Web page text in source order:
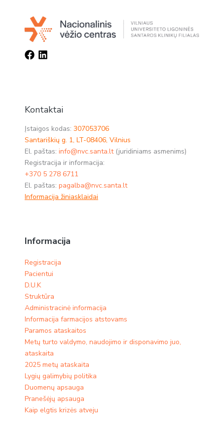
Kontaktai
Įstaigos kodas: 307053706
Santariškių g. 1, LT-08406, Vilnius
El. paštas: info@nvc.santa.lt(juridiniams asmenims)
Registracija ir informacija:
+370 5 278 6711
El. paštas: pagalba@nvc.santa.lt
Informacija žiniasklaidai
Informacija
Registracija
Pacientui
D.U.K
Struktūra
Administracinė informacija
Informacija farmacijos atstovams
Paramos ataskaitos
Metų turto valdymo, naudojimo ir disponavimo juo,
ataskaita
2025 metų ataskaita
Lygių galimybių politika
Duomenų apsauga
Pranešėjų apsauga
Kaip elgtis krizės atveju